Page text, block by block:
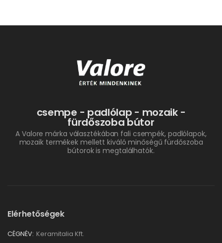
csempe - padlólap - mozaik -
fürdőszoba bútor
A Valore márka választékában fali csempék, padlólapok,
mozaik termékek mellett kiváló minőségű fürdőszoba
bútorok is megtalálhatók.
Elérhetőségek
CÉGNÉV: Keramitalia Kft.